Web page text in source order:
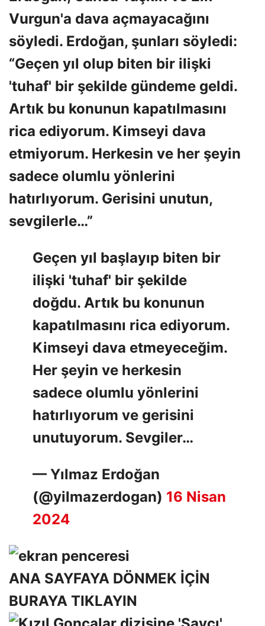
Vurgun'a dava açmayacağını
söyledi. Erdoğan, şunları söyledi:
“Geçen yıl olup biten bir ilişki
'tuhaf' bir şekilde gündeme geldi.
Artık bu konunun kapatılmasını
rica ediyorum. Kimseyi dava
etmiyorum. Herkesin ve her şeyin
sadece olumlu yönlerini
hatırlıyorum. Gerisini unutun,
sevgilerle…”
Geçen yıl başlayıp biten bir
ilişki 'tuhaf' bir şekilde
doğdu. Artık bu konunun
kapatılmasını rica ediyorum.
Kimseyi dava etmeyeceğim.
Her şeyin ve herkesin
sadece olumlu yönlerini
hatırlıyorum ve gerisini
unutuyorum. Sevgiler…
— Yılmaz Erdoğan
(@yilmazerdogan) 16 Nisan
2024
ANA SAYFAYA DÖNMEK İÇİN
BURAYA TIKLAYIN